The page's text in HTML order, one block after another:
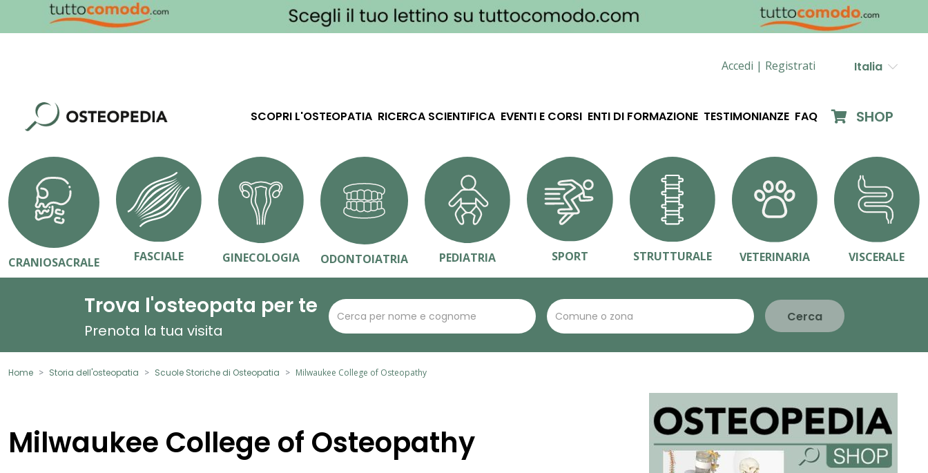
Accedi | Registrati Italia
SCOPRI L'OSTEOPATIA RICERCA SCIENTIFICA EVENTI E CORSI ENTI DI FORMAZIONE TESTIMONIANZE FAQ SHOP
CRANIOSACRALE FASCIALE GINECOLOGIA ODONTOIATRIA PEDIATRIA SPORT STRUTTURALE VETERINARIA VISCERALE
Trova l'osteopata per te
Prenota la tua visita
Cerca
Home Storia dell'osteopatia Scuole Storiche di Osteopatia Milwaukee College of Osteopathy
Milwaukee College of Osteopathy